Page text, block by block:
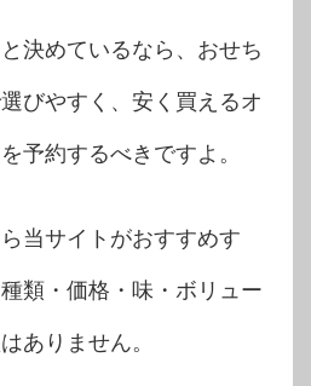
決めているなら、おせち
びやすく、安く買えるオ
予約するべきですよ。
当サイトがおすすめす
類・価格・味・ボリュー
ありません。